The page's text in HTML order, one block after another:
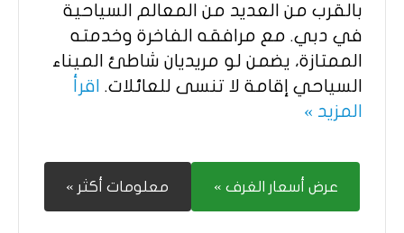
بالقرب من العديد من المعالم السياحية
في دبي. مع مرافقه الفاخرة وخدمته
الممتازة، يضمن لو مريديان شاطئ الميناء
السياحي إقامة لا تنسى للعائلات. اقرأ
المزيد »
عرض أسعار الغرف » معلومات أكثر »